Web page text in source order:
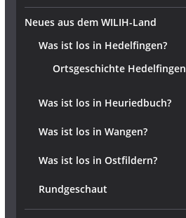
Neues aus dem WILIH-Land
Was ist los in Hedelfingen?
Ortsgeschichte Hedelfingen
Was ist los in Heuriedbuch?
Was ist los in Wangen?
Was ist los in Ostfildern?
Rundgeschaut